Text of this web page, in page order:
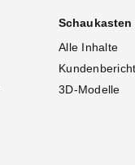
Schaukasten
Alle Inhalte
3D-Modelle